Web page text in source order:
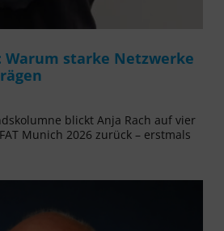
Warum starke Netzwerke
blickt Anja Rach auf vier
Munich 2026 zurück – erstmals